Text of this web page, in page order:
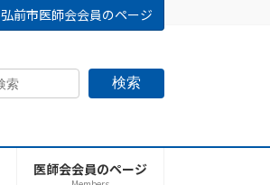
弘前市医師会会員のページ
検索
医師会会員のページ